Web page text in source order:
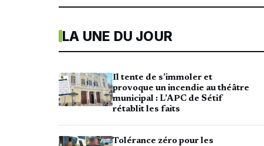
LA UNE DU JOUR
Il tente de s’immoler et
provoque un incendie au théâtre
municipal : L’APC de Sétif
rétablit les faits
Tolérance zéro pour les